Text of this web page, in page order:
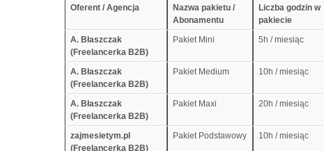
Oferent / Agencja
Nazwa pakietu /
Abonamentu
Liczba godzin w
pakiecie
A. Błaszczak
(Freelancerka B2B)
Pakiet Mini 5h / miesiąc
A. Błaszczak
(Freelancerka B2B)
Pakiet Medium 10h / miesiąc
A. Błaszczak
(Freelancerka B2B)
Pakiet Maxi 20h / miesiąc
zajmesietym.pl
(Freelancerka B2B)
Pakiet Podstawowy 10h / miesiąc